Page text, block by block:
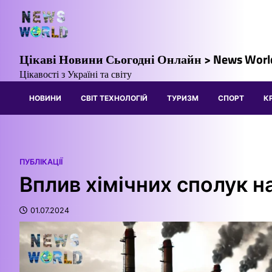
вмісту
Цікаві Новини Сьогодні Онлайн > News
Цікавості з Україні та світу
НОВИНИ СВІТ ТЕХНОЛОГІЙ ТУРИЗМ СПОРТ
ПУБЛІКАЦІЇ
Вплив хімічних сполук
01.07.2024